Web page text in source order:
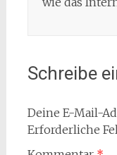
Schreibe
Deine E-Mail-
Erforderliche